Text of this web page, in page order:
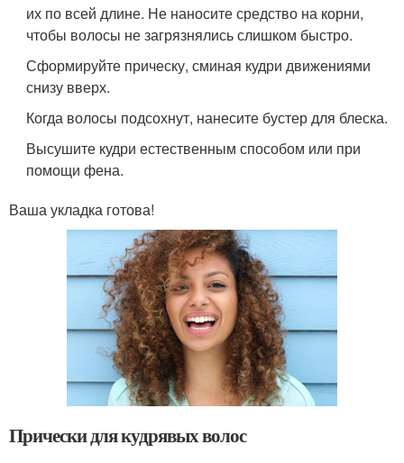
их по всей длине. Не наносите средство на корни,
чтобы волосы не загрязнялись слишком быстро.
Сформируйте прическу, сминая кудри движениями
снизу вверх.
Когда волосы подсохнут, нанесите бустер для блеска.
Высушите кудри естественным способом или при
помощи фена.
Ваша укладка готова!
Прически для кудрявых волос